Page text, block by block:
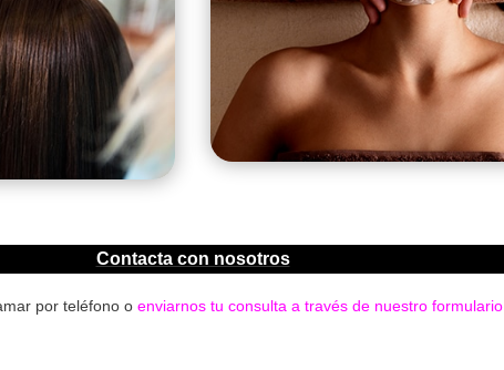
Contacta con nosotros
por teléfono o enviarnos tu consulta a través de nuestro formulario